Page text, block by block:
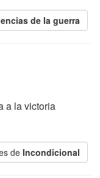
de la guerra
a la victoria
de Incondicional